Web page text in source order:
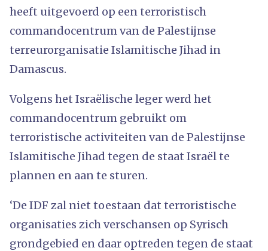
heeft uitgevoerd op een terroristisch
commandocentrum van de Palestijnse
terreurorganisatie Islamitische Jihad in
Damascus.
Volgens het Israëlische leger werd het
commandocentrum gebruikt om
terroristische activiteiten van de Palestijnse
Islamitische Jihad tegen de staat Israël te
plannen en aan te sturen.
‘De IDF zal niet toestaan ​​dat terroristische
organisaties zich verschansen op Syrisch
grondgebied en daar optreden tegen de staat